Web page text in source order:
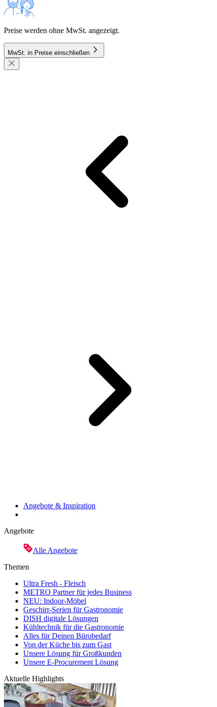
Preise werden ohne MwSt. angezeigt.
MwSt. in Preise einschließen
Angebote & Inspiration
Angebote
Alle Angebote
Themen
Ultra Fresh - Fleisch
METRO Partner für jedes Business
NEU: Indoor-Möbel
Geschirr-Serien für Gastronomie
DISH digitale Lösungen
Kühltechnik für die Gastronomie
Alles für Deinen Bürobedarf
Von der Küche bis zum Gast
Unsere Lösung für Großkunden
Unsere E-Procurement Lösung
Aktuelle Highlights